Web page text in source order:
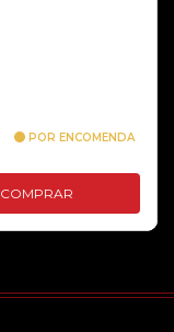
POR ENCOMENDA
COMPRAR